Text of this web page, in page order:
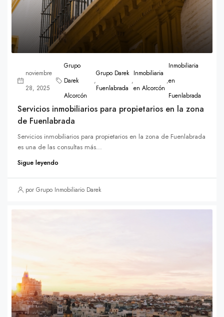
noviembre
28, 2025
Grupo
Darek
Alcorcón
,
Grupo Darek
Fuenlabrada
,
Inmobiliaria
en Alcorcón
,
Inmobiliaria
en
Fuenlabrada
Servicios inmobiliarios para propietarios en la zona
de Fuenlabrada
Servicios inmobiliarios para propietarios en la zona de Fuenlabrada
es una de las consultas más...
Sigue leyendo
por Grupo Inmobiliario Darek